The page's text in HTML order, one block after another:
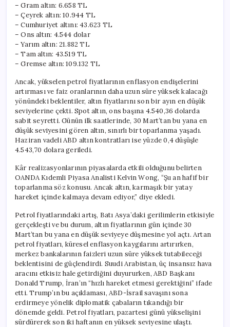
– Gram altın: 6.658 TL
– Çeyrek altın: 10.944 TL
– Cumhuriyet altını: 43.623 TL
– Ons altın: 4.544 dolar
– Yarım altın: 21.882 TL
– Tam altın: 43.519 TL
– Gremse altın: 109.132 TL
Ancak, yükselen petrol fiyatlarının enflasyon endişelerini
artırması ve faiz oranlarının daha uzun süre yüksek kalacağı
yönündeki beklentiler, altın fiyatlarını son bir ayın en düşük
seviyelerine çekti. Spot altın, ons başına 4.540,36 dolarda
sabit seyretti. Günün ilk saatlerinde, 30 Mart’tan bu yana en
düşük seviyesini gören altın, sınırlı bir toparlanma yaşadı.
Haziran vadeli ABD altın kontratları ise yüzde 0,4 düşüşle
4.543,70 dolara geriledi.
Kâr realizasyonlarının piyasalarda etkili olduğunu belirten
OANDA Kıdemli Piyasa Analisti Kelvin Wong, “Şu an hafif bir
toparlanma söz konusu. Ancak altın, karmaşık bir yatay
hareket içinde kalmaya devam ediyor,” diye ekledi.
Petrol fiyatlarındaki artış, Batı Asya’daki gerilimlerin etkisiyle
gerçekleşti ve bu durum, altın fiyatlarının gün içinde 30
Mart’tan bu yana en düşük seviyeye düşmesine yol açtı. Artan
petrol fiyatları, küresel enflasyon kaygılarını artırırken,
merkez bankalarının faizleri uzun süre yüksek tutabileceği
beklentisini de güçlendirdi. Suudi Arabistan, üç insansız hava
aracını etkisiz hale getirdiğini duyururken, ABD Başkanı
Donald Trump, İran’ın “hızlı hareket etmesi gerektiğini” ifade
etti. Trump’ın bu açıklaması, ABD-İsrail savaşını sona
erdirmeye yönelik diplomatik çabaların tıkandığı bir
dönemde geldi. Petrol fiyatları, pazartesi günü yükselişini
sürdürerek son iki haftanın en yüksek seviyesine ulaştı.